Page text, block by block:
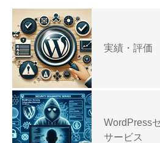
実績・評価
WordPress
サービス